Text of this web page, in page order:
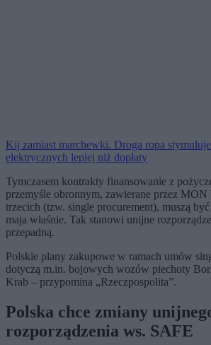
Kij zamiast marchewki. Droga ropa
elektrycznych lepiej niż dopłaty
Tymczasem kontrakty finansowanie z
przemyśle obronnym, zawierane przez MON
trzecich (tzw. single procurement), muszą
maja właśnie. Tak stanowi unijne
przepadną.
Polskie plany zakupowe w ramach umów
dotyczą m.in. bojowych wozów piechoty
Krab – przypomina „Rzeczpospolita”.
Polska chce zmiany
rozporządzenia ws. SAFE